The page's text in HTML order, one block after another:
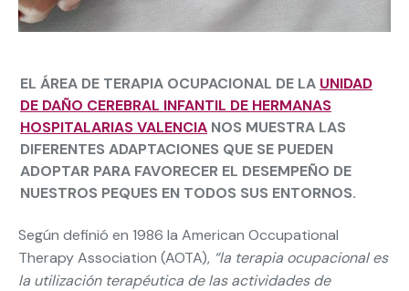
EL ÁREA DE TERAPIA OCUPACIONAL DE LA UNIDAD
DE DAÑO CEREBRAL INFANTIL DE HERMANAS
HOSPITALARIAS VALENCIA NOS MUESTRA LAS
DIFERENTES ADAPTACIONES QUE SE PUEDEN
ADOPTAR PARA FAVORECER EL DESEMPEÑO DE
NUESTROS PEQUES EN TODOS SUS ENTORNOS.
Según definió en 1986 la American Occupational
Therapy Association (AOTA), “la terapia ocupacional es
la utilización terapéutica de las actividades de